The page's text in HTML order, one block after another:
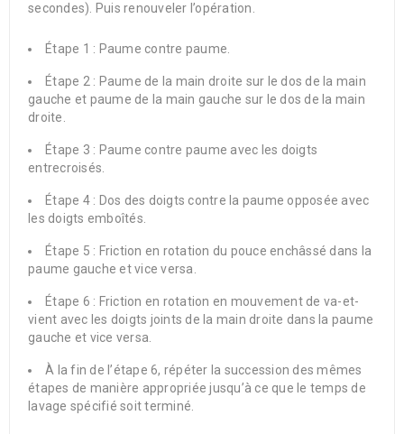
secondes). Puis renouveler l’opération.
Étape 1 : Paume contre paume.
Étape 2 : Paume de la main droite sur le dos de la main
gauche et paume de la main gauche sur le dos de la main
droite.
Étape 3 : Paume contre paume avec les doigts
entrecroisés.
Étape 4 : Dos des doigts contre la paume opposée avec
les doigts emboîtés.
Étape 5 : Friction en rotation du pouce enchâssé dans la
paume gauche et vice versa.
Étape 6 : Friction en rotation en mouvement de va-et-
vient avec les doigts joints de la main droite dans la paume
gauche et vice versa.
À la fin de l’étape 6, répéter la succession des mêmes
étapes de manière appropriée jusqu’à ce que le temps de
lavage spécifié soit terminé.